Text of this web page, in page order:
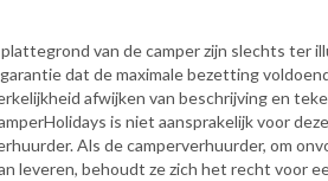
van de camper zijn slechts ter
dat de maximale bezetting
afwijken van beschrijving en
is niet aansprakelijk voor
Als de camperverhuurder, om
leveren, behoudt ze zich het recht voor